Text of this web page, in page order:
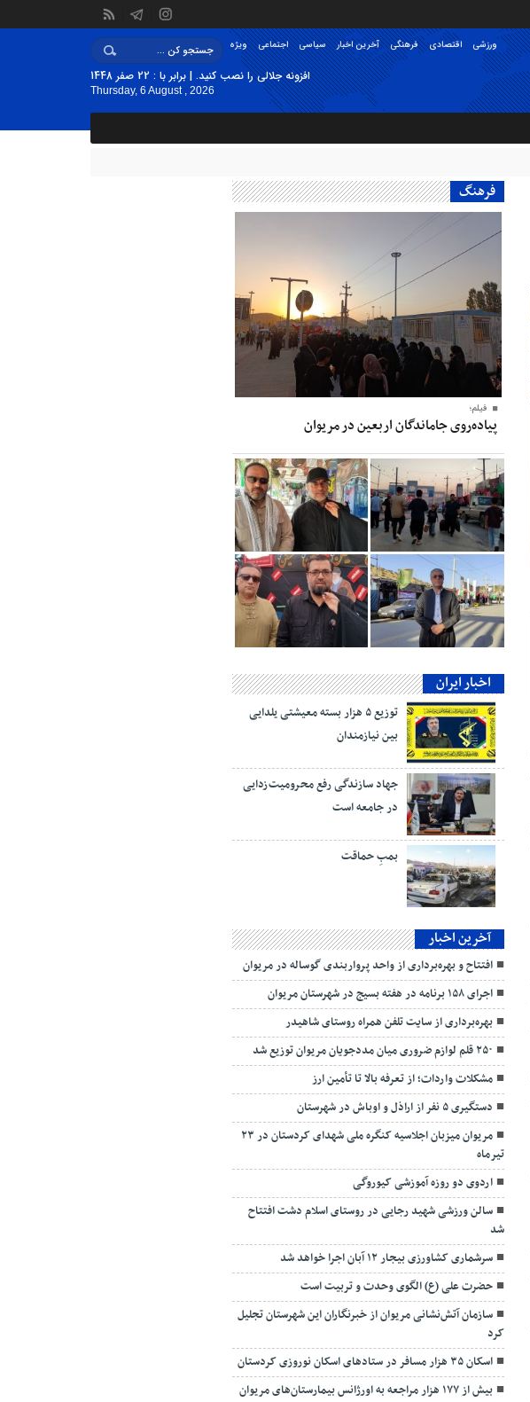
ویژه اجتماعی سیاسی آخرین اخبار فرهنگی اقتصادی ورزشی
افزونه جلالی را نصب کنید. | برابر با : 22 صفر 1448
Thursday, 6 August , 2026
فرهنگ
فیلم؛
پیاده‌روی جاماندگان اربعین در مریوان
اخبار ایران
توزیع ۵ هزار بسته معیشتی یلدایی
بین نیازمندان
جهاد سازندگی رفع محرومیت‌زدایی
در جامعه است
بمبِ حماقت
آخرین اخبار
افتتاح و بهره‌برداری از واحد پرواربندی گوساله در مریوان
اجرای ۱۵۸ برنامه در هفته بسیج در شهرستان مریوان
بهره‌برداری از سایت تلفن همراه روستای شاهیدر
۲۵۰ قلم لوازم ضروری میان مددجویان مریوان توزیع شد
مشکلات واردات؛ از تعرفه بالا تا تأمین ارز
دستگیری ۵ نفر از اراذل و اوباش در شهرستان
مریوان میزبان اجلاسیه کنگره ملی شهدای کردستان در ۲۳
تیرماه
اردوی دو روزه آموزشی کیوروگی
سالن ورزشی شهید رجایی در روستای اسلام دشت افتتاح
شد
سرشماری کشاورزی بیجار ۱۲ آبان اجرا خواهد شد
حضرت علی (ع) الگوی وحدت و تربیت است
سازمان آتش‌نشانی مریوان از خبرنگاران این شهرستان تجلیل
کرد
اسکان ۳۵ هزار مسافر در ستادهای اسکان نوروزی کردستان
بیش از ۱۷۷ هزار مراجعه به اورژانس بیمارستان‌های مریوان